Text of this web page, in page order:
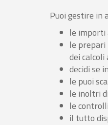
Puoi gestire in
le
le prepari
dei
decidi se
le puoi
le inoltri
le
il tutto